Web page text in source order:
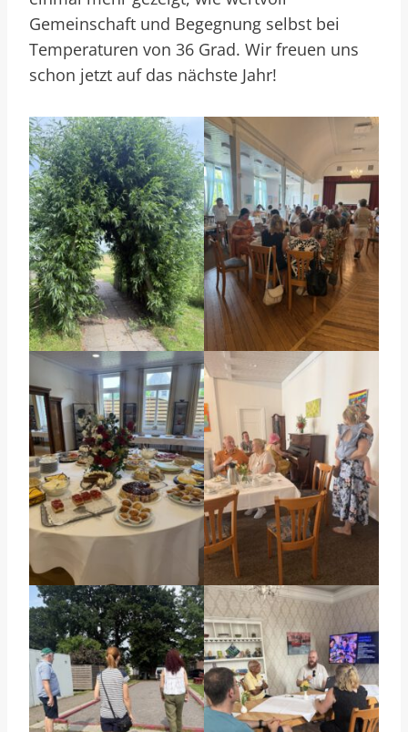
Gemeinschaft und Begegnung selbst bei
Temperaturen von 36 Grad. Wir freuen uns
schon jetzt auf das nächste Jahr!